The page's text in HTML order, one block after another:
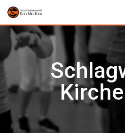
Skip
content